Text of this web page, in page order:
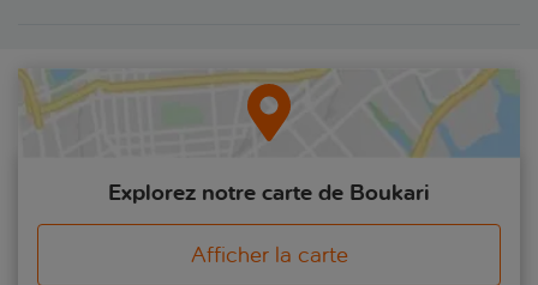
Explorez notre carte de Boukari
Afficher la carte